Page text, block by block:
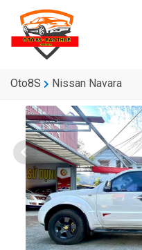
Oto8S Nissan Navara